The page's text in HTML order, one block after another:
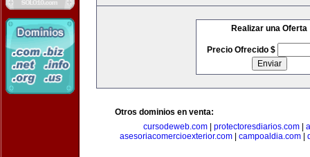
Realizar una Oferta
Precio Ofrecido $
Otros dominios en venta:
cursodeweb.com
protectoresdiarios.com
asesoriacomercioexterior.com
campoaldia.com